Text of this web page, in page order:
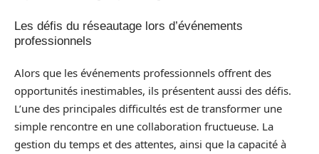
Les défis du réseautage lors d’événements
professionnels
Alors que les événements professionnels offrent des
opportunités inestimables, ils présentent aussi des défis.
L’une des principales difficultés est de transformer une
simple rencontre en une collaboration fructueuse. La
gestion du temps et des attentes, ainsi que la capacité à